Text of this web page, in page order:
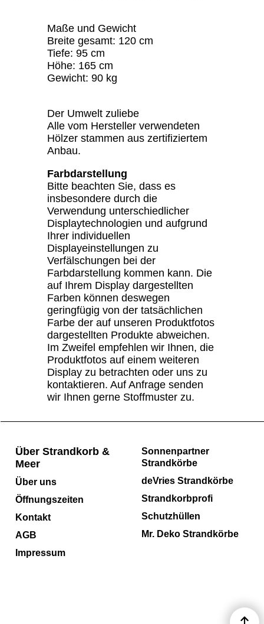
Maße und Gewicht
Breite gesamt: 120 cm
Tiefe: 95 cm
Höhe: 165 cm
Gewicht: 90 kg
Der Umwelt zuliebe
Alle vom Hersteller verwendeten
Hölzer stammen aus zertifiziertem
Anbau.
Farbdarstellung
Bitte beachten Sie, dass es
insbesondere durch die
Verwendung unterschiedlicher
Displaytechnologien und aufgrund
Ihrer individuellen
Displayeinstellungen zu
Verfälschungen bei der
Farbdarstellung kommen kann. Die
auf Ihrem Display dargestellten
Farben können deswegen
geringfügig von der tatsächlichen
Farbe der auf unseren Produktfotos
dargestellten Produkte abweichen.
Im Zweifel empfehlen wir Ihnen, die
Produktfotos auf einem weiteren
Display zu betrachten oder uns zu
kontaktieren. Auf Anfrage senden
wir Ihnen gerne Stoffmuster zu.
Sonnenpartner
Strandkörbe
deVries Strandkörbe
Strandkorbprofi
Schutzhüllen
Mr. Deko Strandkörbe
Über Strandkorb &
Meer
Über uns
Öffnungszeiten
Kontakt
AGB
Impressum